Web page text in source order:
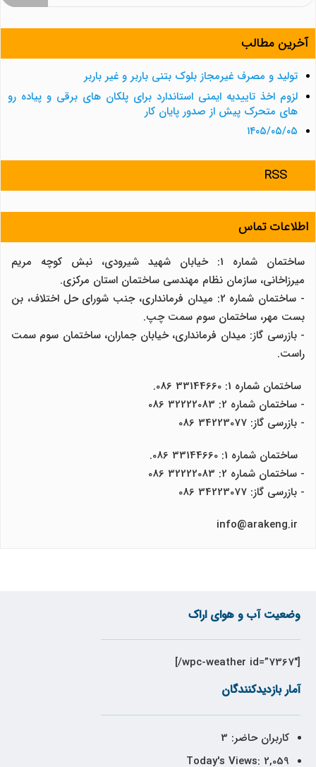
آخرین مطالب
تولید و مصرف غیرمجاز بلوک بتنی باربر و غیر باربر
لزوم اخذ تاییدیه ایمنی استاندارد برای پلکان های برقی و پیاده رو
های متحرک پیش از صدور پایان کار
۱۴۰۵/۰۵/۰۵
RSS
اطلاعات تماس
ساختمان شماره 1: خیابان شهید شیرودی، نبش کوچه مریم
میرزاخانی، سازمان نظام مهندسی ساختمان استان مرکزی.
- ساختمان شماره 2: میدان فرمانداری، جنب شورای حل اختلاف، بن
بست مهر، ساختمان سوم سمت چپ.
- بازرسی گاز: میدان فرمانداری، خیابان جماران، ساختمان سوم سمت
راست.
ساختمان شماره 1: 33144660 086.
- ساختمان شماره 2: 32222083 086
- بازرسی گاز: 34223077 086
ساختمان شماره 1: 33144660 086.
- ساختمان شماره 2: 32222083 086
- بازرسی گاز: 34223077 086
وضعیت آب و هوای اراک
[wpc-weather id=”7367″/]
آمار بازدیدکنندگان
کاربران حاضر: 3
Today's Views: 2,059